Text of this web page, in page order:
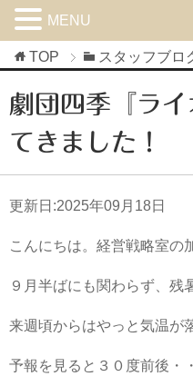
TOP スタッフブロ
劇団四季『ラ
てきました！
更新日:2025年09月18日
こんにちは。経営戦略室の
９月半ばにも関わらず、残
来週頃からはやっと気温が
予報を見ると３０度前後・
MENU